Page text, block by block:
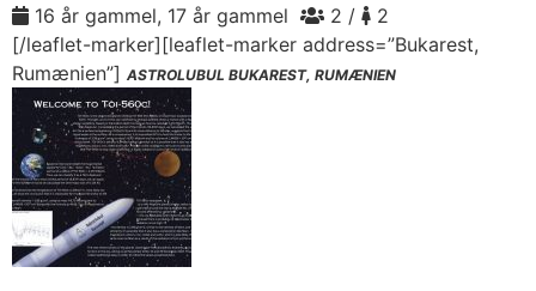
16 år gammel, 17 år gammel
2 /
2
[/leaflet-marker][leaflet-marker address=”Bukarest,
Rumænien”] ASTROLUBUL BUKAREST, RUMÆNIEN